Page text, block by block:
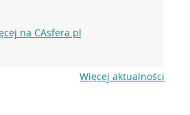
na CAsfera.pl
Więcej aktualności